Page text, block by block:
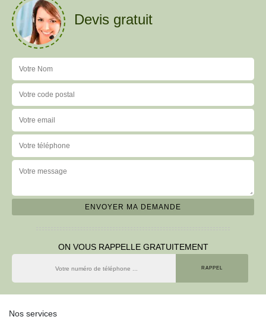
Devis gratuit
ON VOUS RAPPELLE GRATUITEMENT
Nos services